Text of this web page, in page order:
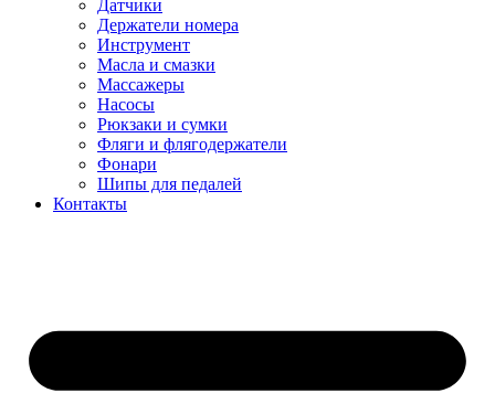
Датчики
Держатели номера
Инструмент
Масла и смазки
Массажеры
Насосы
Рюкзаки и сумки
Фляги и флягодержатели
Фонари
Шипы для педалей
Контакты